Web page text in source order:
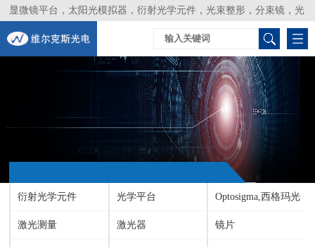
显微镜平台，太阳光模拟器，衍射光学元件，光束整形，分束镜，光
谱仪，生物激光器，光束分析仪，Layertec
衍射光学元件 光学平台 Optosigma,西格玛光
机
激光测量 激光器 镜片